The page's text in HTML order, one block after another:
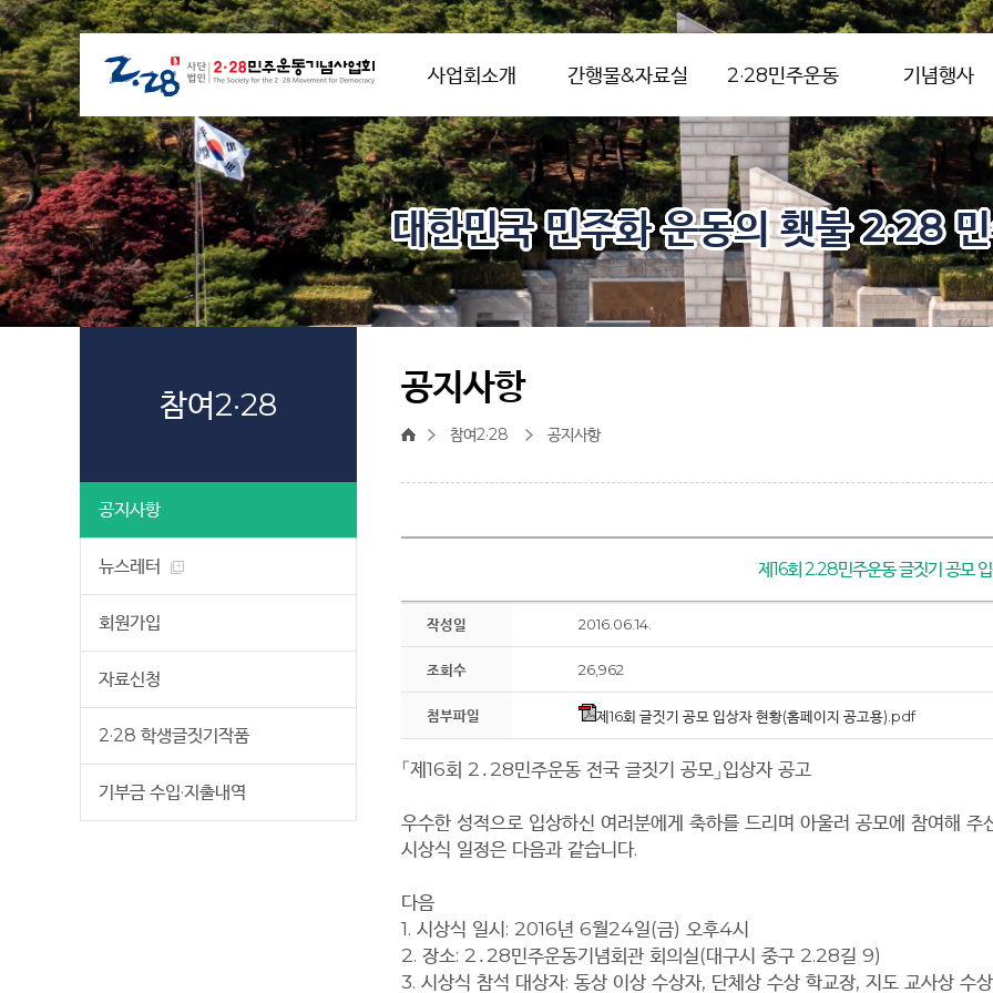
사업회소개 간행물&자료실 2·28민주운동 기념행사
대한민국 민주화 운동의 횃불 2·28
참여2·28
공지사항
뉴스레터
회원가입
자료신청
2·28 학생글짓기작품
기부금 수입·지출내역
공지사항
참여2·28 공지사항
제16회 2.28민주운동 글짓기 공모
작성일 2016.06.14.
조회수 26,962
첨부파일 제16회 글짓기 공모 입상자 현황(홈페이지 공고용).pdf
「제16회 2 ․28민주운동 전국 글짓기 공모 」입상자 공고
우수한 성적으로 입상하신 여러분에게 축하를 드리며 아울러 공모에 참여해
시상식 일정은 다음과 같습니다.
다음
1. 시상식 일시: 2016년 6월24일(금) 오후4시
2. 장소: 2 ․28민주운동기념회관 회의실(대구시 중구 2.28길 9)
3. 시상식 참석 대상자: 동상 이상 수상자, 단체상 수상 학교장, 지도 교사상 수